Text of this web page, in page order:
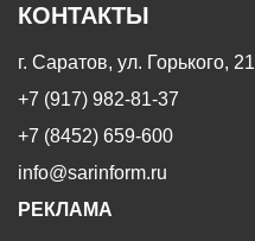
КОНТАКТЫ
г. Саратов, ул. Горького, 21
+7 (917) 982-81-37
+7 (8452) 659-600
info@sarinform.ru
РЕКЛАМА